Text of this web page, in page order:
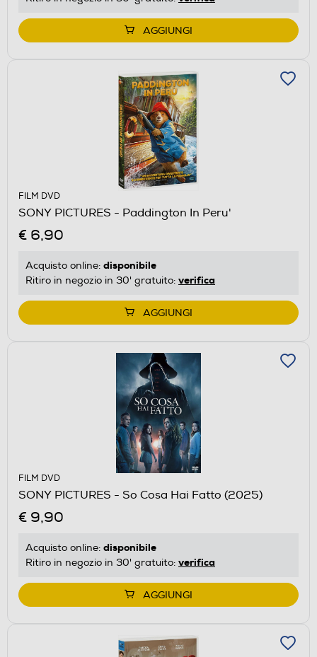
AGGIUNGI
FILM DVD
SONY PICTURES - Paddington In Peru'
€ 6,90
Acquisto online: disponibile
Ritiro in negozio in 30' gratuito: verifica
AGGIUNGI
FILM DVD
SONY PICTURES - So Cosa Hai Fatto (2025)
€ 9,90
Acquisto online: disponibile
Ritiro in negozio in 30' gratuito: verifica
AGGIUNGI